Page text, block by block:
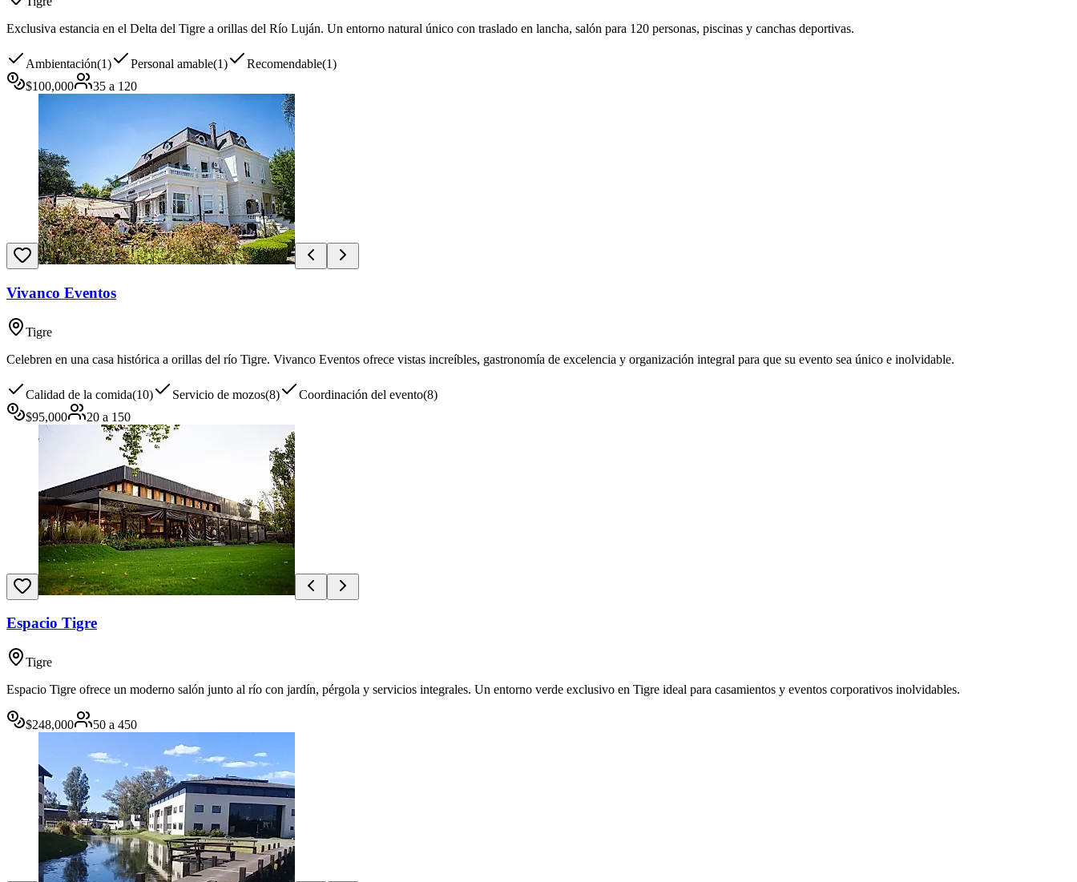
Exclusiva estancia en el Delta del Tigre a orillas del Río Luján. Un entorno natural único con traslado en lancha, salón para 120 personas, piscinas y canchas deportivas.
Ambientación(1) Personal amable(1) Recomendable(1)
$100,000 35 a 120
Vivanco Eventos
Tigre
Celebren en una casa histórica a orillas del río Tigre. Vivanco Eventos ofrece vistas increíbles, gastronomía de excelencia y organización integral para que su evento sea único e inolvidable.
Calidad de la comida(10) Servicio de mozos(8) Coordinación del evento(8)
$95,000 20 a 150
Espacio Tigre
Tigre
Espacio Tigre ofrece un moderno salón junto al río con jardín, pérgola y servicios integrales. Un entorno verde exclusivo en Tigre ideal para casamientos y eventos corporativos inolvidables.
$248,000 50 a 450